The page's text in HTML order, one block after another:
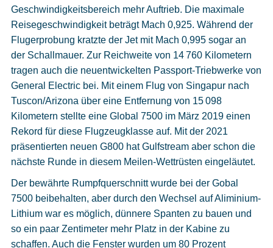
Geschwindigkeitsbereich mehr Auftrieb. Die maximale
Reisegeschwindigkeit beträgt Mach 0,925. Während der
Flugerprobung kratzte der Jet mit Mach 0,995 sogar an
der Schallmauer. Zur Reichweite von 14 760 Kilometern
tragen auch die neuentwickelten Passport-Triebwerke von
General Electric bei. Mit einem Flug von Singapur nach
Tuscon/Arizona über eine Entfernung von 15 098
Kilometern stellte eine Global 7500 im März 2019 einen
Rekord für diese Flugzeugklasse auf. Mit der 2021
präsentierten neuen G800 hat Gulfstream aber schon die
nächste Runde in diesem Meilen-Wettrüsten eingeläutet.
Der bewährte Rumpfquerschnitt wurde bei der Gobal
7500 beibehalten, aber durch den Wechsel auf Aliminium-
Lithium war es möglich, dünnere Spanten zu bauen und
so ein paar Zentimeter mehr Platz in der Kabine zu
schaffen. Auch die Fenster wurden um 80 Prozent